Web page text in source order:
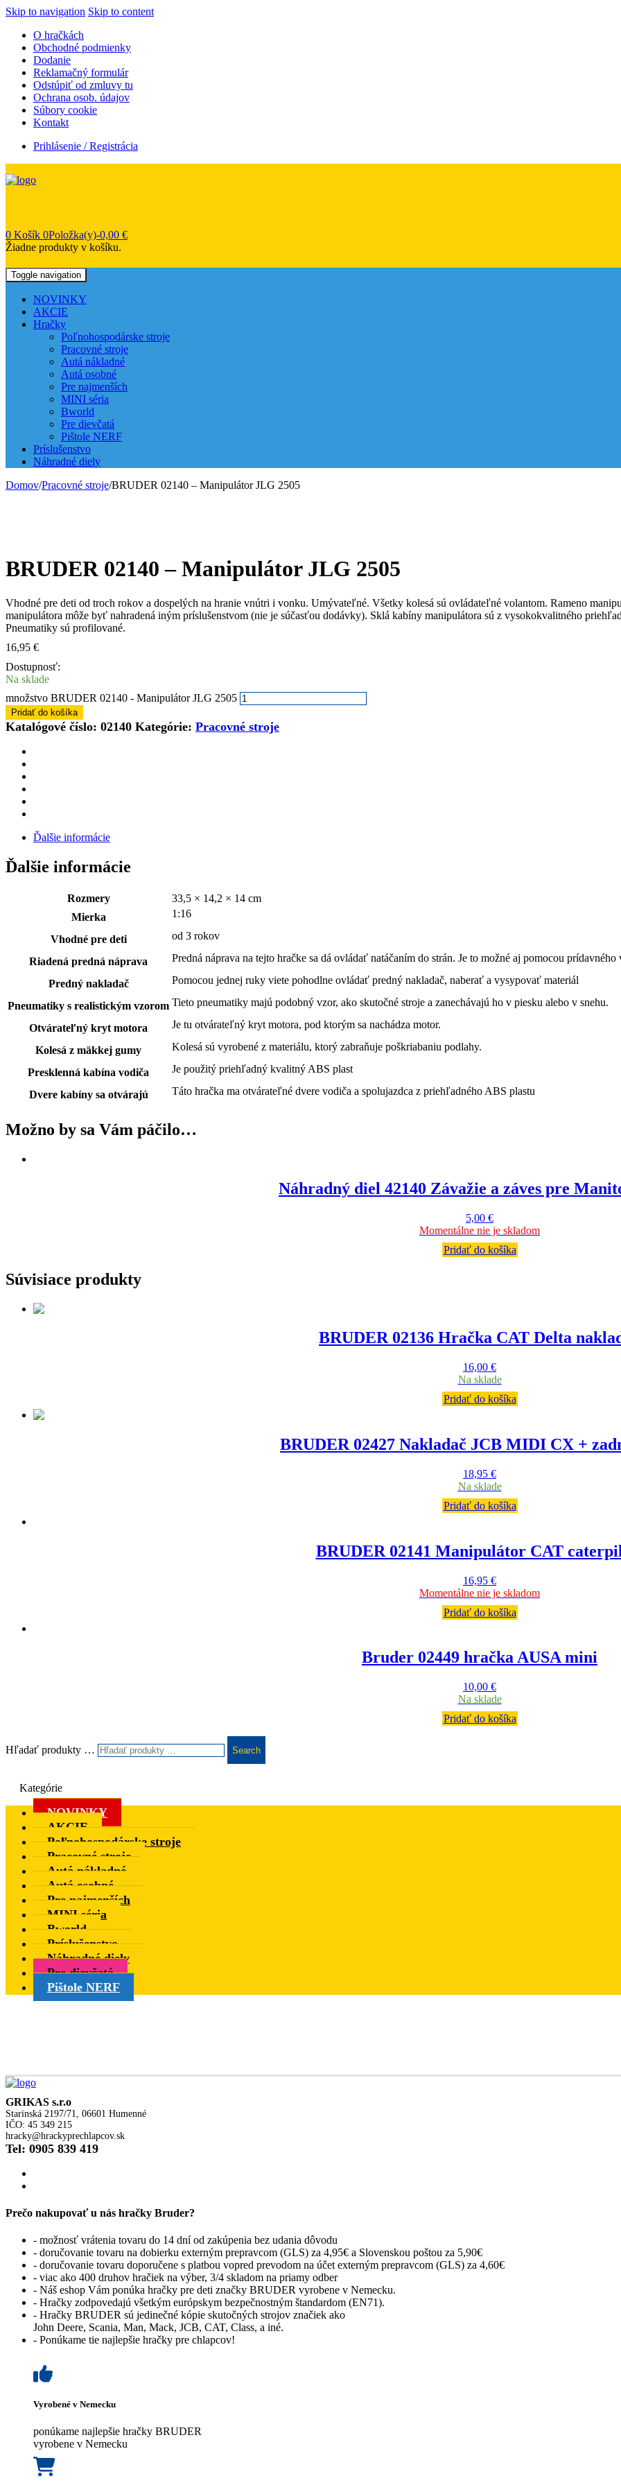
Skip to navigation Skip to content
O hračkách
Obchodné podmienky
Dodanie
Reklamačný formulár
Odstúpiť od zmluvy tu
Ochrana osob. údajov
Súbory cookie
Kontakt
Prihlásenie / Registrácia
0 Košík 0Položka(y)-0,00 €
Žiadne produkty v košíku.
Toggle navigation
NOVINKY
AKCIE
Hračky
Poľnohospodárske stroje
Pracovné stroje
Autá nákladné
Autá osobné
Pre najmenších
MINI séria
Bworld
Pre dievčatá
Pištole NERF
Príslušenstvo
Náhradné diely
Domov/Pracovné stroje/BRUDER 02140 – Manipulátor JLG 2505
BRUDER 02140 – Manipulátor JLG 2505
Vhodné pre deti od troch rokov a dospelých na hranie vnútri i vonku. Umývateľné. Všetky kolesá sú ovládateľné volantom. Rameno
manipulátora môže byť nahradená iným príslušenstvom (nie je súčasťou dodávky). Sklá kabíny manipulátora sú z vysokokvalitného
Pneumatiky sú profilované.
16,95 €
Dostupnosť:
Na sklade
množstvo BRUDER 02140 - Manipulátor JLG 2505
Pridať do košíka
Katalógové číslo: 02140 Kategórie: Pracovné stroje
Ďalšie informácie
Ďalšie informácie
Rozmery
33,5 × 14,2 × 14 cm
Mierka
1:16
Vhodné pre deti od 3 rokov
Riadená predná náprava Predná náprava na tejto hračke sa dá ovládať natáčaním do strán. Je to možné aj pomocou prídavného
Predný nakladač Pomocou jednej ruky viete pohodlne ovládať predný nakladač, naberať a vysypovať materiál
Pneumatiky s realistickým vzorom Tieto pneumatiky majú podobný vzor, ako skutočné stroje a zanechávajú ho v piesku alebo v snehu.
Otvárateľný kryt motora Je tu otvárateľný kryt motora, pod ktorým sa nachádza motor.
Kolesá z mäkkej gumy Kolesá sú vyrobené z materiálu, ktorý zabraňuje poškriabaniu podlahy.
Presklenná kabína vodiča Je použitý priehľadný kvalitný ABS plast
Dvere kabíny sa otvárajú Táto hračka ma otvárateľné dvere vodiča a spolujazdca z priehľadného ABS plastu
Možno by sa Vám páčilo…
Náhradný diel 42140 Závažie a záves pre
5,00 €
Momentálne nie je skladom
Pridať do košíka
Súvisiace produkty
BRUDER 02136 Hračka CAT Delta
16,00 €
Na sklade
Pridať do košíka
BRUDER 02427 Nakladač JCB MIDI CX +
18,95 €
Na sklade
Pridať do košíka
BRUDER 02141 Manipulátor CAT
16,95 €
Momentálne nie je skladom
Pridať do košíka
Bruder 02449 hračka AUSA mini
10,00 €
Na sklade
Pridať do košíka
Hľadať produkty … Search
Kategórie
NOVINKY
AKCIE
Poľnohospodárske stroje
Pracovné stroje
Autá nákladné
Autá osobné
Pre najmenších
MINI séria
Bworld
Príslušenstvo
Náhradné diely
Pre dievčatá
Pištole NERF
GRIKAS s.r.o
Starinská 2197/71, 06601 Humenné
IČO: 45 349 215
hracky@hrackyprechlapcov.sk
Tel: 0905 839 419
Prečo nakupovať u nás hračky Bruder?
- možnosť vrátenia tovaru do 14 dní od zakúpenia bez udania dôvodu
- doručovanie tovaru na dobierku externým prepravcom (GLS) za 4,95€ a Slovenskou poštou za 5,90€
- doručovanie tovaru doporučene s platbou vopred prevodom na účet externým prepravcom (GLS) za 4,60€
- viac ako 400 druhov hračiek na výber, 3/4 skladom na priamy odber
- Náš eshop Vám ponúka hračky pre deti značky BRUDER vyrobene v Nemecku.
- Hračky zodpovedajú všetkým európskym bezpečnostným štandardom (EN71).
- Hračky BRUDER sú jedinečné kópie skutočných strojov značiek ako
John Deere, Scania, Man, Mack, JCB, CAT, Class, a iné.
- Ponúkame tie najlepšie hračky pre chlapcov!
Vyrobené v Nemecku
ponúkame najlepšie hračky BRUDER
vyrobene v Nemecku